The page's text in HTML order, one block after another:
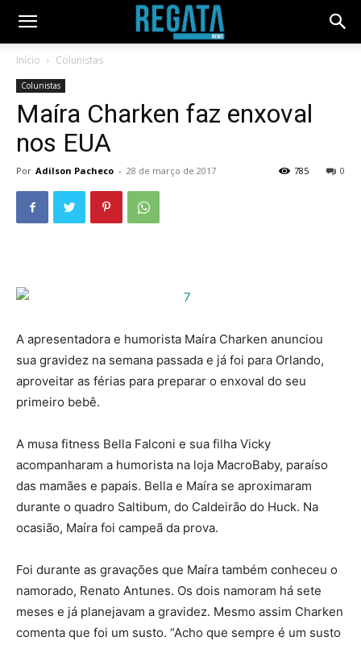
Início Colunistas
Colunistas
Maíra Charken faz enxoval
nos EUA
Por Adilson Pacheco - 28 de março de 2017 0
785
A apresentadora e humorista Maíra Charken anunciou
sua gravidez na semana passada e já foi para Orlando,
aproveitar as férias para preparar o enxoval do seu
primeiro bebê.
A musa fitness Bella Falconi e sua filha Vicky
acompanharam a humorista na loja MacroBaby, paraíso
das mamães e papais. Bella e Maíra se aproximaram
durante o quadro Saltibum, do Caldeirão do Huck. Na
ocasião, Maíra foi campeã da prova.
Foi durante as gravações que Maíra também conheceu o
namorado, Renato Antunes. Os dois namoram há sete
meses e já planejavam a gravidez. Mesmo assim Charken
comenta que foi um susto. “Acho que sempre é um susto